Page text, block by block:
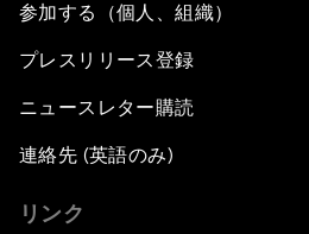
参加する（個人、組織）
プレスリリース登録
ニュースレター購読
連絡先 (英語のみ)
リンク